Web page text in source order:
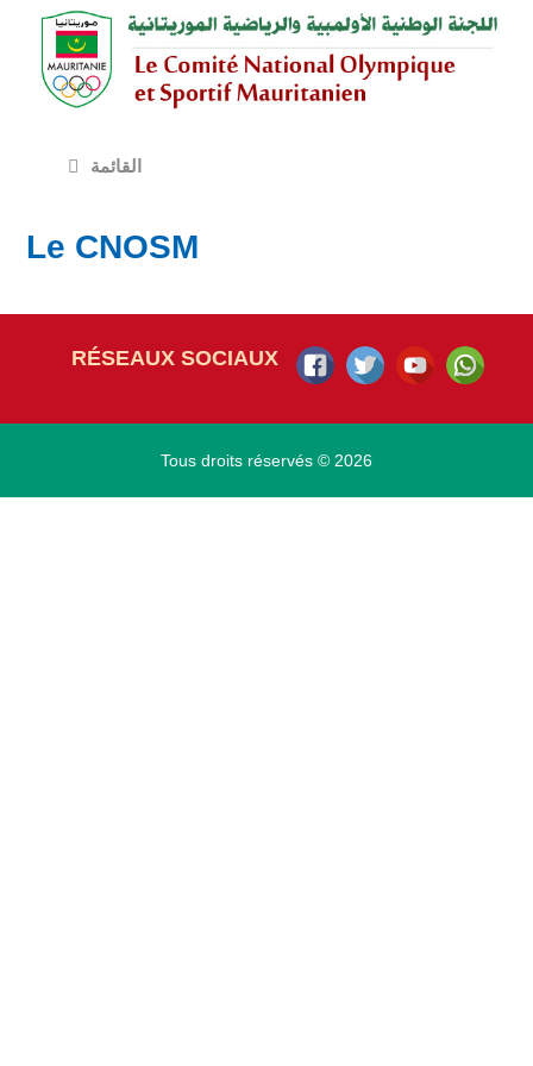
القائمة
Le CNOSM
RÉSEAUX SOCIAUX
Tous droits réservés © 2026